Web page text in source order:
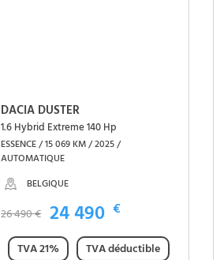
DACIA DUSTER
1.6 Hybrid Extreme 140 Hp
ESSENCE / 15 069 KM / 2025 /
AUTOMATIQUE
BELGIQUE
26 490 € 24 490 €
TVA 21%
TVA déductible